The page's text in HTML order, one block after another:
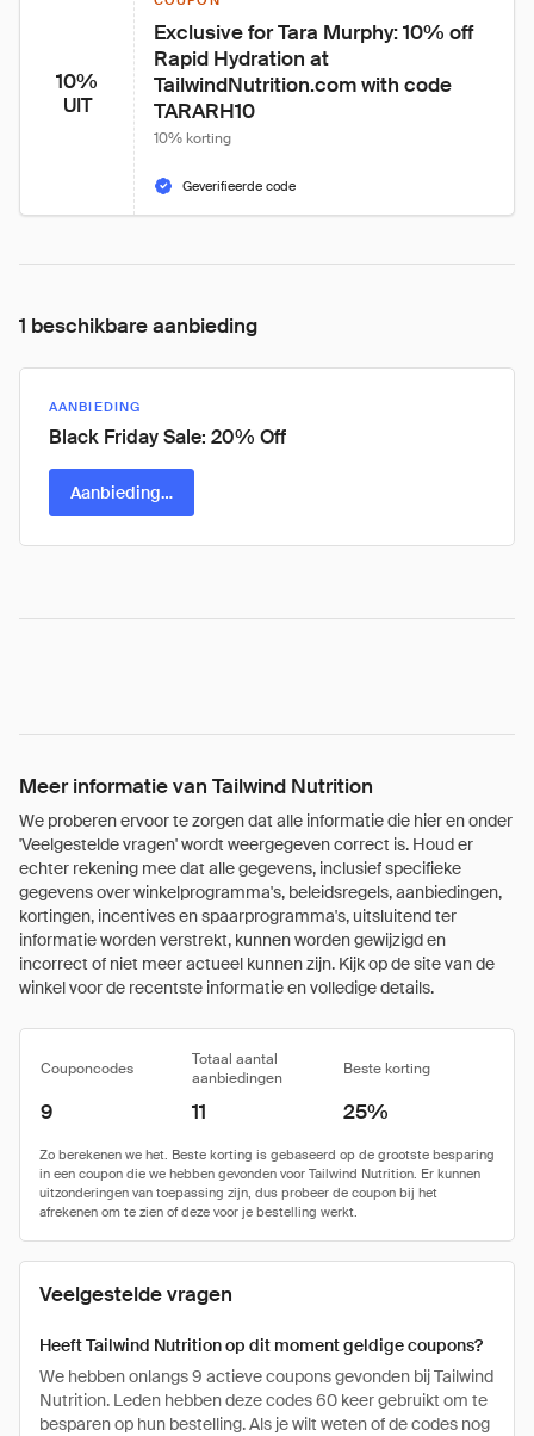
10%
UIT
Exclusive for Tara Murphy: 10% off
Rapid Hydration at
TailwindNutrition.com with code
TARARH10
10% korting
Geverifieerde code
1 beschikbare aanbieding
AANBIEDING
Black Friday Sale: 20% Off
Aanbieding pakken
Meer informatie van Tailwind Nutrition
We proberen ervoor te zorgen dat alle informatie die hier en onder
'Veelgestelde vragen' wordt weergegeven correct is. Houd er
echter rekening mee dat alle gegevens, inclusief specifieke
gegevens over winkelprogramma's, beleidsregels, aanbiedingen,
kortingen, incentives en spaarprogramma's, uitsluitend ter
informatie worden verstrekt, kunnen worden gewijzigd en
incorrect of niet meer actueel kunnen zijn. Kijk op de site van de
winkel voor de recentste informatie en volledige details.
Couponcodes
Totaal aantal
aanbiedingen
Beste korting
9 11 25%
Veelgestelde vragen
Heeft Tailwind Nutrition op dit moment geldige coupons?
We hebben onlangs 9 actieve coupons gevonden bij Tailwind
Nutrition. Leden hebben deze codes 60 keer gebruikt om te
besparen op hun bestelling. Als je wilt weten of de codes nog